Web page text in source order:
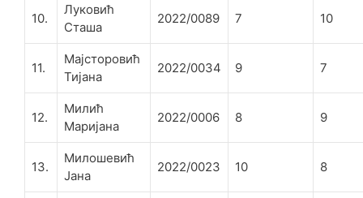
10.
Луковић
Сташа
2022/0089 7 10
11.
Мајсторовић
Тијана
2022/0034 9 7
12.
Милић
Маријана
2022/0006 8 9
13.
Милошевић
Јана
2022/0023 10 8